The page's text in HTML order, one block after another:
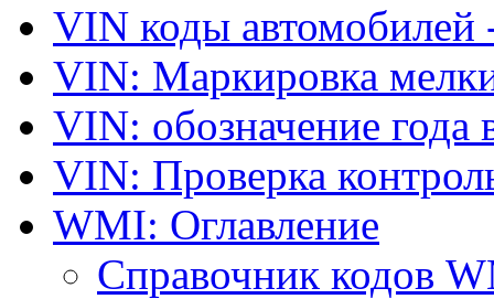
VIN коды автомобилей
VIN: Маркировка
VIN: обозначение года
VIN: Проверка
WMI: Оглавление
Справочник кодов